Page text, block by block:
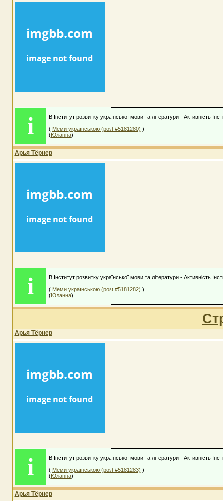
i
В Інститут розвитку української мови та літератури - Активність
( Меми українською (post #5181280) )
(Юланна)
Арья Тёрнер
i
В Інститут розвитку української мови та літератури - Активність
( Меми українською (post #5181282) )
(Юланна)
Арья Тёрнер
i
В Інститут розвитку української мови та літератури - Активність
( Меми українською (post #5181283) )
(Юланна)
Арья Тёрнер